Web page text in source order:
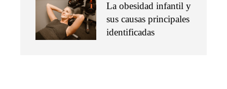
La obesidad infantil y
sus causas principales
identificadas